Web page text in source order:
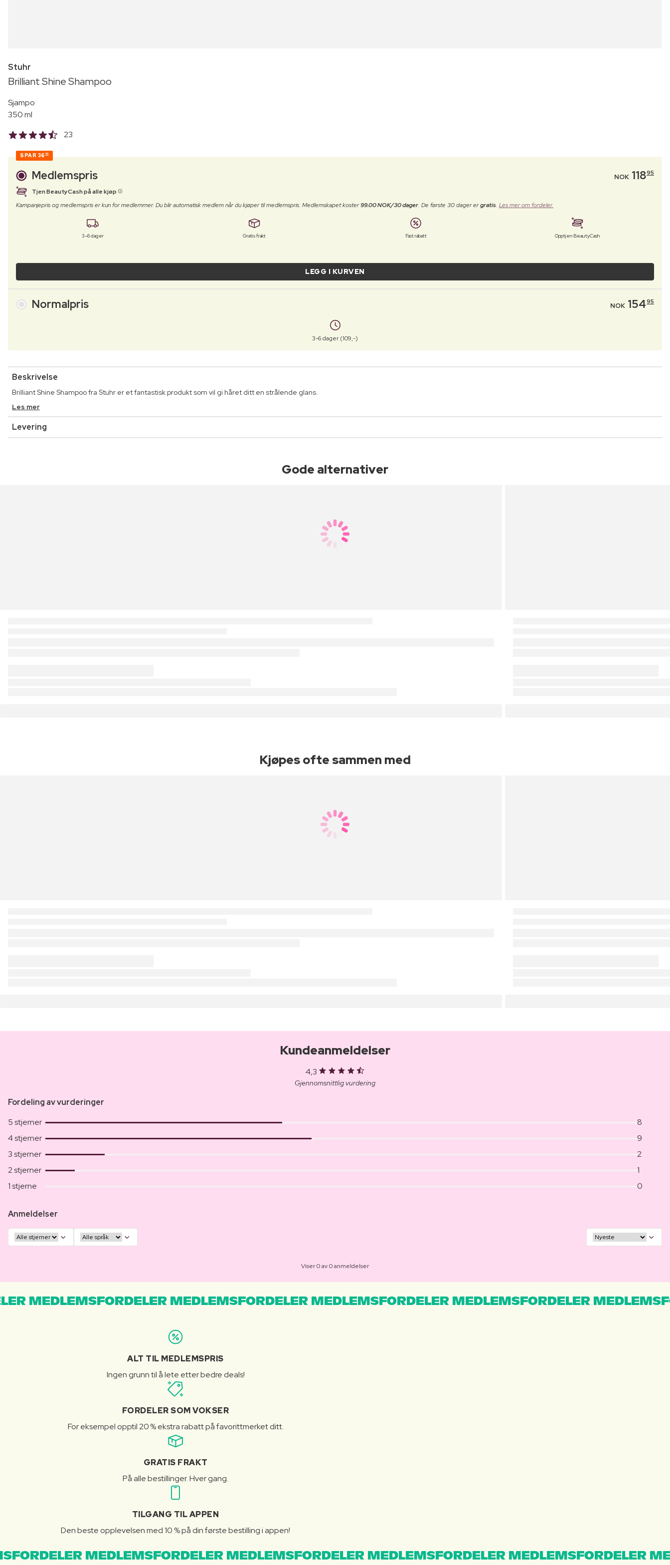
Stuhr
Brilliant Shine Shampoo
Sjampo
350 ml
23
SPAR 36 00
Medlemspris NOK 11895
Tjen BeautyCash på alle kjøp
Kampanjepris og medlemspris er kun for medlemmer. Du blir automatisk medlem når du kjøper til medlemspris. Medlemskapet koster99.00 NOK/30 dager. De første 30 dager ergratis. Les mer om fordeler.
3–6 dager Gratis frakt Fast rabatt Opptjen BeautyCash
LEGG I KURVEN
Normalpris NOK 15495
3-6 dager (109,-)
Beskrivelse
Brilliant Shine Shampoo fra Stuhr er et fantastisk produkt som vil gi håret ditt en strålende glans.
Les mer
Levering
Gode alternativer
Kjøpes ofte sammen med
Kundeanmeldelser
4,3
Gjennomsnittlig vurdering
Fordeling av vurderinger
5 stjerner
8
4 stjerner
9
3 stjerner
2
2 stjerner
1
1 stjerne
0
Anmeldelser
Viser 0 av 0 anmeldelser
MEDLEMSFORDELER MEDLEMSFORDELER MEDLEMSFORDELER MEDLEMSFORDELER
ALT TIL MEDLEMSPRIS
Ingen grunn til å lete etter bedre deals!
FORDELER SOM VOKSER
For eksempel opptil 20 % ekstra rabatt på favorittmerket ditt.
GRATIS FRAKT
På alle bestillinger. Hver gang.
TILGANG TIL APPEN
Den beste opplevelsen med 10 % på din første bestilling i appen!
MEDLEMSFORDELER MEDLEMSFORDELER MEDLEMSFORDELER MEDLEMSFORDELER